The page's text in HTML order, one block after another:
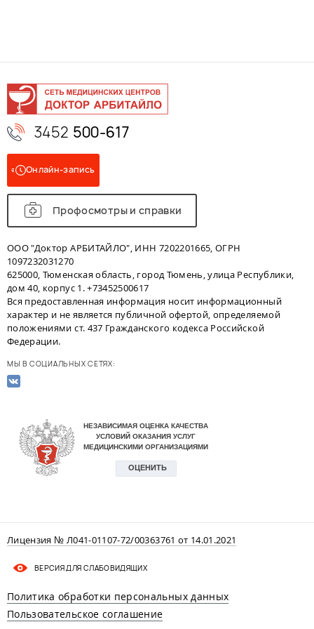
3452 500-617
Онлайн-запись
Профосмотры и справки
ООО "Доктор АРБИТАЙЛО", ИНН 7202201665, ОГРН
1097232031270
625000, Тюменская область, город Тюмень, улица Республики,
дом 40, корпус 1. +73452500617
Вся предоставленная информация носит информационный
характер и не является публичной офертой, определяемой
положениями ст. 437 Гражданского кодекса Российской
Федерации.
МЫ В СОЦИАЛЬНЫХ СЕТЯХ:
Лицензия № Л041-01107-72/00363761 от 14.01.2021
ВЕРСИЯ ДЛЯ СЛАБОВИДЯЩИХ
Политика обработки персональных данных
Пользовательское соглашение